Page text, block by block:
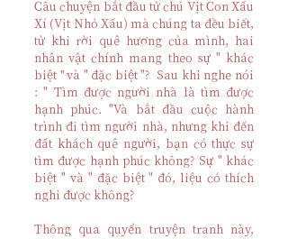
Câu chuyện bắt đầu từ chú Vịt Con Xấu
Xí (Vịt Nhỏ Xấu) mà chúng ta đều biết,
từ khi rời quê hương của mình, hai
nhân vật chính mang theo sự " khác
biệt '' và " đặc biệt "? Sau khi nghe nói
: " Tìm được người nhà là tìm được
hạnh phúc. "Và bắt đầu cuộc hành
trình đi tìm người nhà, nhưng khi đến
đất khách quê người, bạn có thực sự
tìm được hạnh phúc không? Sự " khác
biệt " và " đặc biệt " đó, liệu có thích
nghi được không?
Thông qua quyển truyện tranh này,